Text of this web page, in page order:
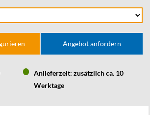
Angebot anfordern
Anlieferzeit: zusätzlich ca. 10
Werktage